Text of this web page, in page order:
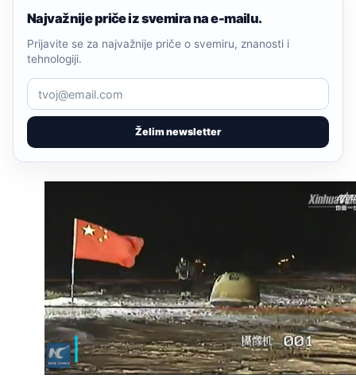
Najvažnije priče iz svemira na e-mailu.
Želim newsletter
Prijavite se za najvažnije priče o svemiru, znanosti i
tehnologiji.